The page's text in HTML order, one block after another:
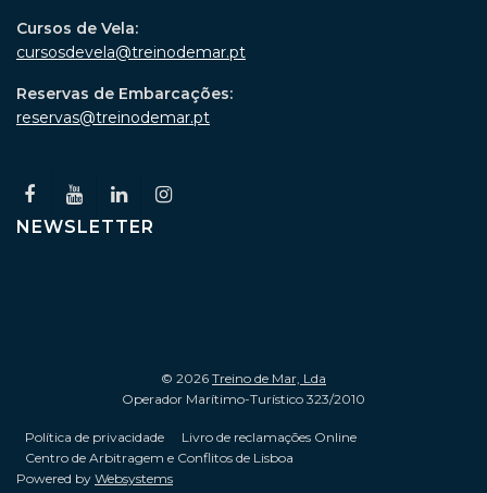
Cursos de Vela:
cursosdevela@treinodemar.pt
Reservas de Embarcações:
reservas@treinodemar.pt
NEWSLETTER
© 2026 Treino de Mar, Lda
Operador Marítimo-Turístico 323/2010
Política de privacidade
Livro de reclamações Online
Centro de Arbitragem e Conflitos de Lisboa
Powered by Websystems